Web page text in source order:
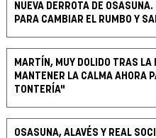
NUEVA DERROTA DE
PARA CAMBIAR EL RUMBO Y
MARTÍN, MUY DOLIDO TRAS LA
MANTENER LA CALMA AHORA
TONTERÍA"
OSASUNA, ALAVÉS Y REAL